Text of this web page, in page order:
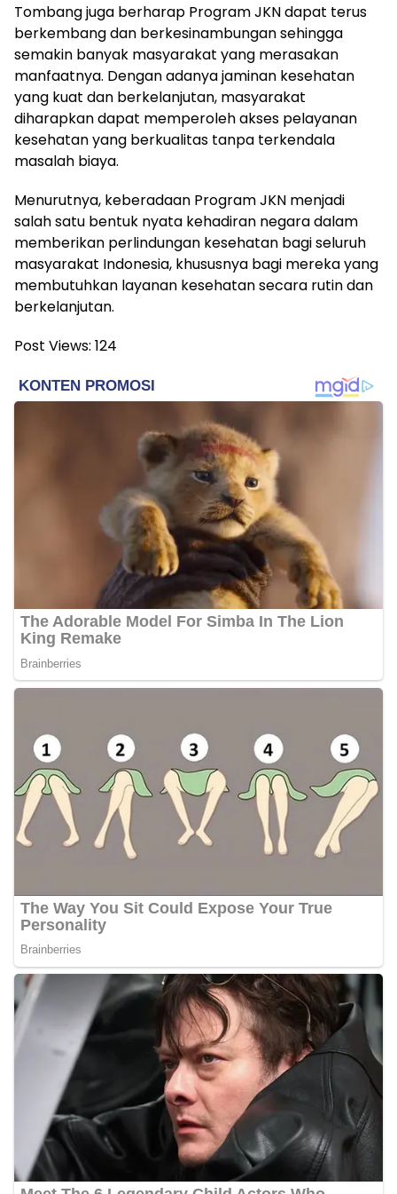
Tombang juga berharap Program JKN dapat terus
berkembang dan berkesinambungan sehingga
semakin banyak masyarakat yang merasakan
manfaatnya. Dengan adanya jaminan kesehatan
yang kuat dan berkelanjutan, masyarakat
diharapkan dapat memperoleh akses pelayanan
kesehatan yang berkualitas tanpa terkendala
masalah biaya.
Menurutnya, keberadaan Program JKN menjadi
salah satu bentuk nyata kehadiran negara dalam
memberikan perlindungan kesehatan bagi seluruh
masyarakat Indonesia, khususnya bagi mereka yang
membutuhkan layanan kesehatan secara rutin dan
berkelanjutan.
Post Views: 124